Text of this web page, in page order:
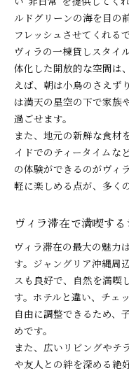
ルドグリーンの海を目の
フレッシュさせてくれる
ヴィラの一棟貸しスタイ
体化した開放的な空間は
えば、朝は小鳥のさえず
は満天の星空の下で家族
過ごせます。
また、地元の新鮮な食材
イドでのティータイムな
の体験ができるのがヴィ
軽に楽しめる点が、多く
ヴィラ滞在で満喫す
ヴィラ滞在の最大の魅力
す。ジャングリア沖縄周
スも良好で、自然を満喫
す。ホテルと違い、チェ
自由に調整できるため、
めです。
また、広いリビングやテ
や友人との絆を深める絶